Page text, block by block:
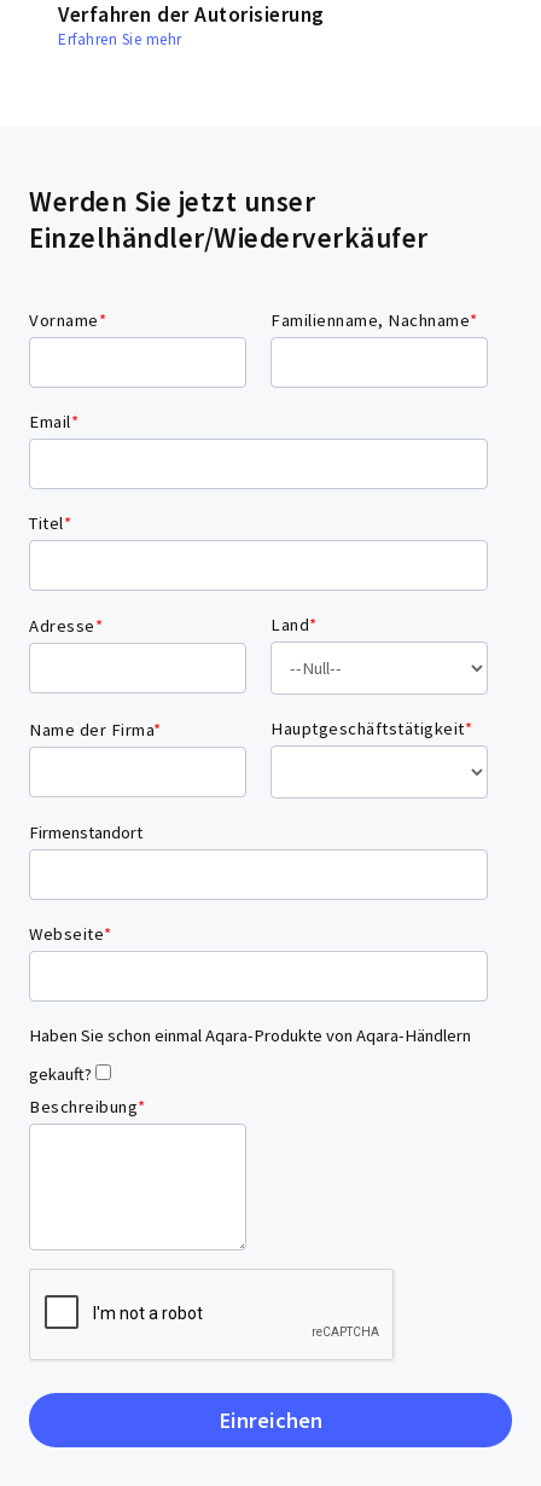
Verfahren der Autorisierung
Erfahren Sie mehr
Werden Sie jetzt unser
Einzelhändler/Wiederverkäufer
Vorname* Familienname, Nachname*
Email*
Titel*
Adresse* Land*
Name der Firma* Hauptgeschäftstätigkeit*
Firmenstandort
Webseite*
Haben Sie schon einmal Aqara-Produkte von Aqara-Händlern
gekauft?
Beschreibung*